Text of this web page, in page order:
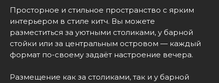
Просторное и стильное пространство с ярким
интерьером в стиле китч. Вы можете
разместиться за уютными столиками, у барной
стойки или за центральным островом — каждый
формат по-своему задаёт настроение вечера.
Размещение как за столиками, так и у барной